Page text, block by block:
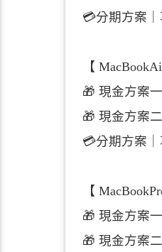
💳分期方案
【
🎁 現金方案
🎁 現金方案
💳分期方案
【
🎁 現金方案
🎁 現金方案